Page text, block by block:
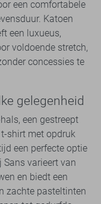
een comfortabele
Katoen
een luxueus,
voldoende stretch,
concessies te
gelegenheid
een gestreept
shirt met opdruk
een perfecte optie
varieert van
en biedt een
zachte pasteltinten